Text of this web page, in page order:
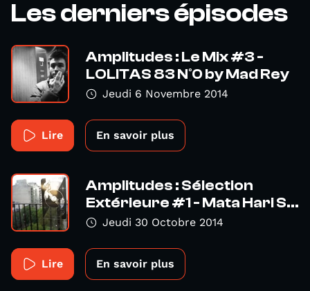
Les derniers épisodes
Amplitudes : Le Mix #3 -
LOLITAS 83 N°0 by Mad Rey
Jeudi 6 Novembre 2014
Lire En savoir plus
Amplitudes : Sélection
Extérieure #1 - Mata Hari S...
Jeudi 30 Octobre 2014
Lire En savoir plus